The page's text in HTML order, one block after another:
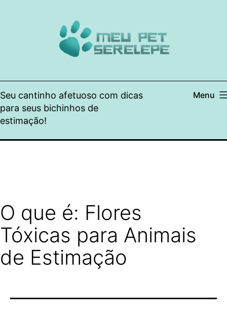
Seu cantinho afetuoso com dicas
para seus bichinhos de
estimação!
Menu
O que é: Flores
Tóxicas para Animais
de Estimação